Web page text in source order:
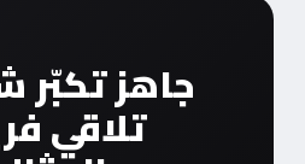
جاهز تكبّر
تلاقي